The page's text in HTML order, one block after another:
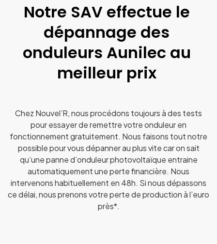
Notre SAV effectue le
dépannage des
onduleurs Aunilec au
meilleur prix
Chez Nouvel’R, nous procédons toujours à des tests
pour essayer de remettre votre onduleur en
fonctionnement gratuitement. Nous faisons tout notre
possible pour vous dépanner au plus vite car on sait
qu’une panne d’onduleur photovoltaïque entraine
automatiquement une perte financière. Nous
intervenons habituellement en 48h. Si nous dépassons
ce délai, nous prenons votre perte de production à l’euro
près*.